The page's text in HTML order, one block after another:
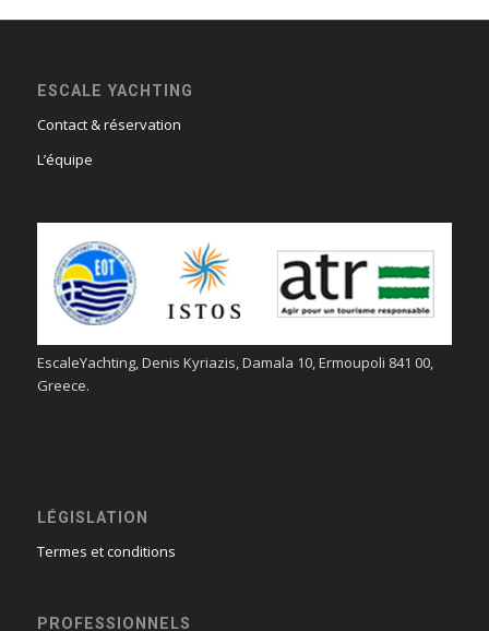
ESCALE YACHTING
Contact & réservation
L’équipe
EscaleYachting, Denis Kyriazis, Damala 10, Ermoupoli 841 00,
Greece.
LÉGISLATION
Termes et conditions
PROFESSIONNELS